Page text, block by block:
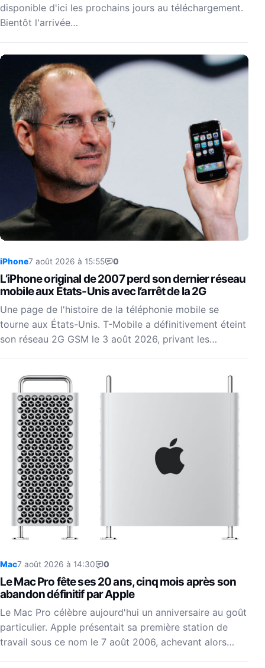
disponible d'ici les prochains jours au téléchargement.
Bientôt l'arrivée…
iPhone7 août 2026 à 15:55 0
L’iPhone original de 2007 perd son dernier réseau
mobile aux États-Unis avec l’arrêt de la 2G
Une page de l'histoire de la téléphonie mobile se
tourne aux États-Unis. T-Mobile a définitivement éteint
son réseau 2G GSM le 3 août 2026, privant les…
Mac7 août 2026 à 14:30 0
Le Mac Pro fête ses 20 ans, cinq mois après son
abandon définitif par Apple
Le Mac Pro célèbre aujourd'hui un anniversaire au goût
particulier. Apple présentait sa première station de
travail sous ce nom le 7 août 2006, achevant alors…